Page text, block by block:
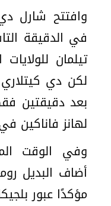
وافتتح شارل
في الدقيقة
لكن دي كيتلاري
بعد دقيقتين
لهانز فاناكين في
وفي الوقت
أضاف البديل
مؤكدًا عبور